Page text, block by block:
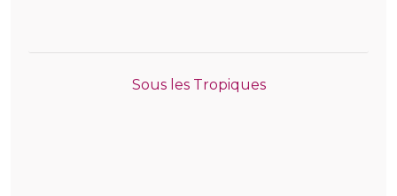
Sous les Tropiques